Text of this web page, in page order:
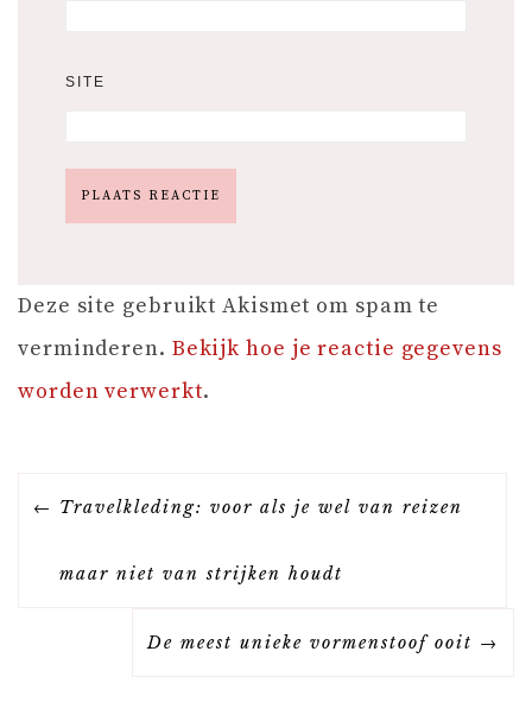
SITE
Deze site gebruikt Akismet om spam te
verminderen. Bekijk hoe je reactie gegevens
worden verwerkt.
B
Travelkleding: voor als je wel van reizen
maar niet van strijken houdt
De meest unieke vormenstoof ooit